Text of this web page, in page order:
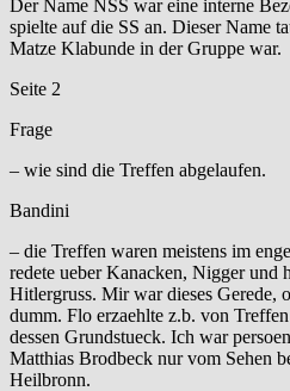
Der Name NSS war eine interne
spielte auf die SS an. Dieser Name
Matze Klabunde in der Gruppe war.
Seite 2
Frage
– wie sind die Treffen abgelaufen.
Bandini
– die Treffen waren meistens im
redete ueber Kanacken, Nigger und
Hitlergruss. Mir war dieses Gerede,
dumm. Flo erzaehlte z.b. von
dessen Grundstueck. Ich war
Matthias Brodbeck nur vom Sehen
Heilbronn.